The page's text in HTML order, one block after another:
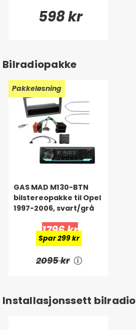
598 kr
Bilradiopakke
Pakkeløsning
GAS MAD M130-BTN
bilstereopakke til Opel
1997-2006, svart/grå
1796 kr
Spar 299 kr
2095 kr
Installasjonssett bilradio